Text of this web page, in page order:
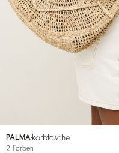
PALMA korbtasche
2 Farben